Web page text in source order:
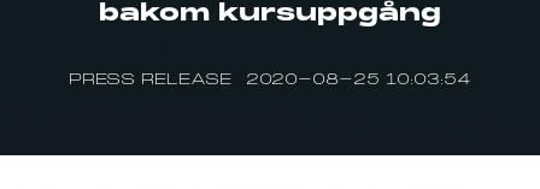
bakom kursuppgång
PRESS RELEASE 2020-08-25 10:03:54